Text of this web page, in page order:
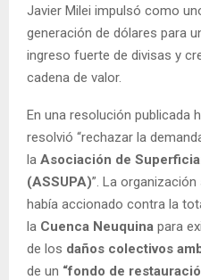
Javier Milei impulsó como
generación de dólares para
ingreso fuerte de divisas y
cadena de valor.
En una resolución publicada
resolvió “rechazar la
la Asociación de
(ASSUPA)”. La
había accionado contra la
la Cuenca Neuquina para
de los daños colectivos
de un “fondo de